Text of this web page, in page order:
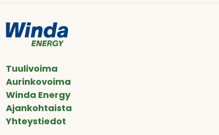
Tuulivoima
Aurinkovoima
Winda Energy
Ajankohtaista
Yhteystiedot